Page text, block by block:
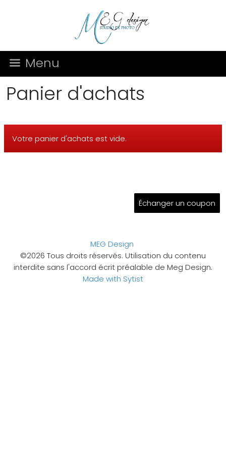
Menu
Panier d'achats
Votre panier d'achats est vide.
Échanger un coupon
MEG Design
©2026 Tous droits réservés. Utilisation du contenu
interdite sans l'accord écrit préalable de Meg Design.
Made with Sytist